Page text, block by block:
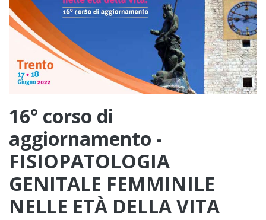
16° corso di
aggiornamento -
FISIOPATOLOGIA
GENITALE FEMMINILE
NELLE ETÀ DELLA VITA